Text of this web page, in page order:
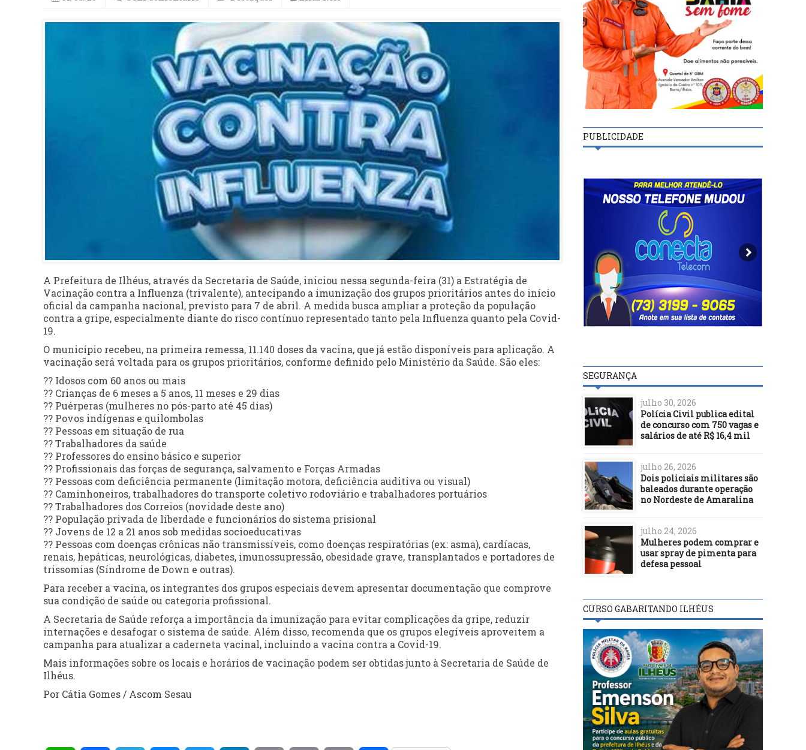
A Prefeitura de Ilhéus, através da Secretaria de Saúde, iniciou nessa segunda-feira (31) a Estratégia de
Vacinação contra a Influenza (trivalente), antecipando a imunização dos grupos prioritários antes do início
oficial da campanha nacional, previsto para 7 de abril. A medida busca ampliar a proteção da população
contra a gripe, especialmente diante do risco contínuo representado tanto pela Influenza quanto pela Covid-
19.
O município recebeu, na primeira remessa, 11.140 doses da vacina, que já estão disponíveis para aplicação. A
vacinação será voltada para os grupos prioritários, conforme definido pelo Ministério da Saúde. São eles:
?? Idosos com 60 anos ou mais
?? Crianças de 6 meses a 5 anos, 11 meses e 29 dias
?? Puérperas (mulheres no pós-parto até 45 dias)
?? Povos indígenas e quilombolas
?? Pessoas em situação de rua
?? Trabalhadores da saúde
?? Professores do ensino básico e superior
?? Profissionais das forças de segurança, salvamento e Forças Armadas
?? Pessoas com deficiência permanente (limitação motora, deficiência auditiva ou visual)
?? Caminhoneiros, trabalhadores do transporte coletivo rodoviário e trabalhadores portuários
?? Trabalhadores dos Correios (novidade deste ano)
?? População privada de liberdade e funcionários do sistema prisional
?? Jovens de 12 a 21 anos sob medidas socioeducativas
?? Pessoas com doenças crônicas não transmissíveis, como doenças respiratórias (ex: asma), cardíacas,
renais, hepáticas, neurológicas, diabetes, imunossupressão, obesidade grave, transplantados e portadores de
trissomias (Síndrome de Down e outras).
Para receber a vacina, os integrantes dos grupos especiais devem apresentar documentação que comprove
sua condição de saúde ou categoria profissional.
A Secretaria de Saúde reforça a importância da imunização para evitar complicações da gripe, reduzir
internações e desafogar o sistema de saúde. Além disso, recomenda que os grupos elegíveis aproveitem a
campanha para atualizar a caderneta vacinal, incluindo a vacina contra a Covid-19.
Mais informações sobre os locais e horários de vacinação podem ser obtidas junto à Secretaria de Saúde de
Ilhéus.
Por Cátia Gomes / Ascom Sesau
PUBLICIDADE
SEGURANÇA
julho 30, 2026
Polícia Civil publica edital
de concurso com 750 vagas e
salários de até R$ 16,4 mil
julho 26, 2026
Dois policiais militares são
baleados durante operação
no Nordeste de Amaralina
julho 24, 2026
Mulheres podem comprar e
usar spray de pimenta para
defesa pessoal
CURSO GABARITANDO ILHÉUS